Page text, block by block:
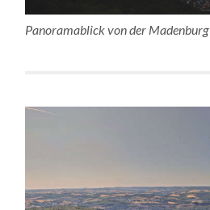
Panoramablick von der Madenburg